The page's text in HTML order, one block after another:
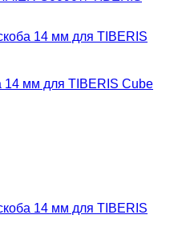
14 мм для TIBERIS Cube